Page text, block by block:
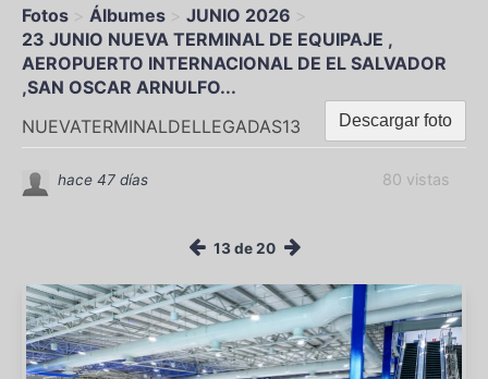
Fotos Álbumes
JUNIO 2026
23 JUNIO NUEVA TERMINAL DE EQUIPAJE ,
AEROPUERTO INTERNACIONAL DE EL SALVADOR
,SAN OSCAR ARNULFO...
Descargar foto
NUEVATERMINALDELLEGADAS13
80 vistas
hace 47 días
13 de 20